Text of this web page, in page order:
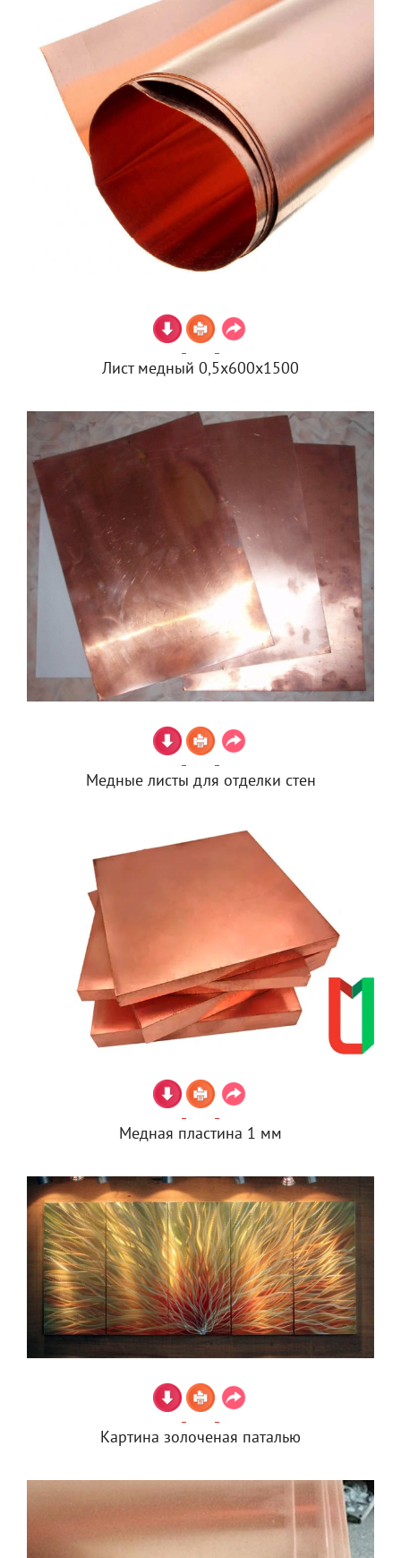
Лист медный 0,5х600х1500
Медные листы для отделки стен
Медная пластина 1 мм
Картина золоченая паталью